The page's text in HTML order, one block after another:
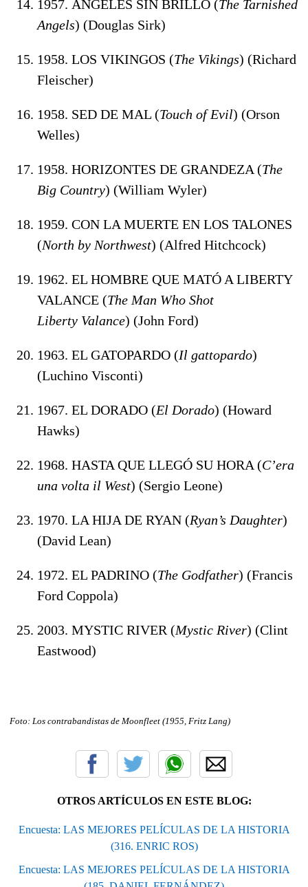
1957. ÁNGELES SIN BRILLO (The Tarnished
Angels) (Douglas Sirk)
1958. LOS VIKINGOS (The Vikings) (Richard
Fleischer)
1958. SED DE MAL (Touch of Evil) (Orson
Welles)
1958. HORIZONTES DE GRANDEZA (The
Big Country) (William Wyler)
1959. CON LA MUERTE EN LOS TALONES
(North by Northwest) (Alfred Hitchcock)
1962. EL HOMBRE QUE MATÓ A LIBERTY
VALANCE (The Man Who Shot
Liberty Valance) (John Ford)
1963. EL GATOPARDO (Il gattopardo)
(Luchino Visconti)
1967. EL DORADO (El Dorado) (Howard
Hawks)
1968. HASTA QUE LLEGÓ SU HORA (C’era
una volta il West) (Sergio Leone)
1970. LA HIJA DE RYAN (Ryan’s Daughter)
(David Lean)
1972. EL PADRINO (The Godfather) (Francis
Ford Coppola)
2003. MYSTIC RIVER (Mystic River) (Clint
Eastwood)
Foto: Los contrabandistas de Moonfleet (1955, Fritz Lang)
OTROS ARTÍCULOS EN ESTE BLOG:
Encuesta: LAS MEJORES PELÍCULAS DE LA HISTORIA
(316. ENRIC ROS)
Encuesta: LAS MEJORES PELÍCULAS DE LA HISTORIA